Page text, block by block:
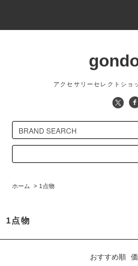
アクセサリーセレクトシ
ホーム > 1点物
1点物
おすすめ順